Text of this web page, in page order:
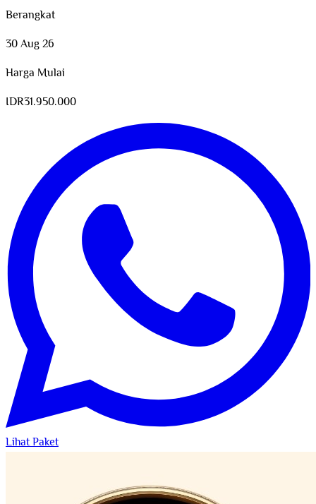
Berangkat
30 Aug 26
Harga Mulai
IDR31.950.000
Lihat Paket